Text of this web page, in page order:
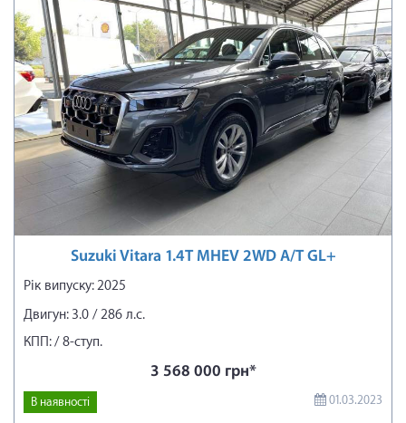
Suzuki Vitara 1.4T MHEV 2WD A/T GL+
Рік випуску: 2025
Двигун: 3.0 / 286 л.с.
КПП: / 8-ступ.
3 568 000 грн*
В наявності 01.03.2023